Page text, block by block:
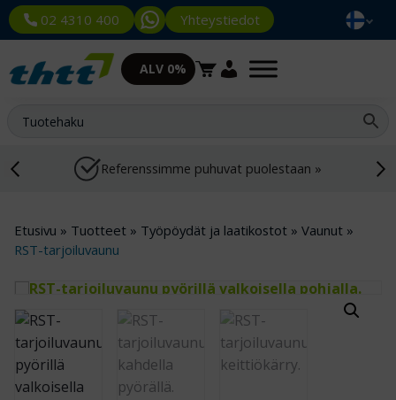
02 4310 400 Yhteystiedot
ALV 0%
Referenssimme puhuvat puolestaan »
Etusivu » Tuotteet » Työpöydät ja laatikostot » Vaunut »
RST-tarjoiluvaunu